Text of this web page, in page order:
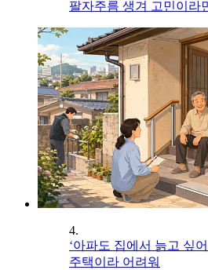
팔자주름 생겨 고민이라
4.
‘아파도 집에서 늙고 싶
주택이라 어려워